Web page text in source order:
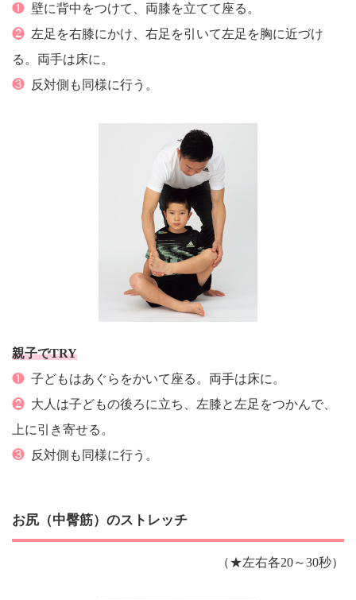
❶ 壁に背中をつけて、両膝を立てて座る。
❷ 左足を右膝にかけ、右足を引いて左足を胸に近づけ
る。両手は床に。
❸ 反対側も同様に行う。
親子でTRY
❶ 子どもはあぐらをかいて座る。両手は床に。
❷ 大人は子どもの後ろに立ち、左膝と左足をつかんで、
上に引き寄せる。
❸ 反対側も同様に行う。
お尻（中臀筋）のストレッチ
（★左右各20～30秒）